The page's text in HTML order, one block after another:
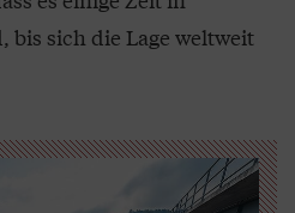
sich die Lage weltweit